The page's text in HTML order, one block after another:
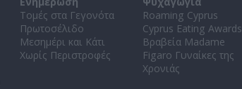
Τομές στα Γεγονότα
Πρωτοσέλιδο
Μεσημέρι και Κάτι
Χωρίς Περιστροφές
Roaming Cyprus
Cyprus Eating Awards
Βραβεία Madame
Figaro Γυναίκες της
Χρονιάς